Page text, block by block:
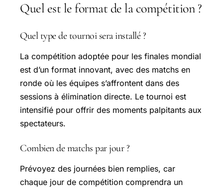
Quel est le format de la compétition ?
Quel type de tournoi sera installé ?
La compétition adoptée pour les finales mondial
est d’un format innovant, avec des matchs en
ronde où les équipes s’affrontent dans des
sessions à élimination directe. Le tournoi est
intensifié pour offrir des moments palpitants aux
spectateurs.
Combien de matchs par jour ?
Prévoyez des journées bien remplies, car
chaque jour de compétition comprendra un